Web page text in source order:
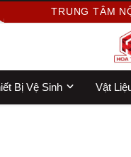
TRUNG TÂM
Bị Vệ Sinh Vật